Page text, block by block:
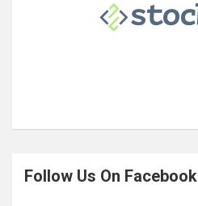
Follow Us On Facebook